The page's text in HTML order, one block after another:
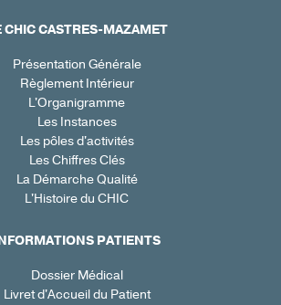
CHIC CASTRES-MAZAMET
Présentation Générale
Règlement Intérieur
L'Organigramme
Les Instances
Les pôles d'activités
Les Chiffres Clés
La Démarche Qualité
L'Histoire du CHIC
PATIENTS
Dossier Médical
Livret d'Accueil du Patient